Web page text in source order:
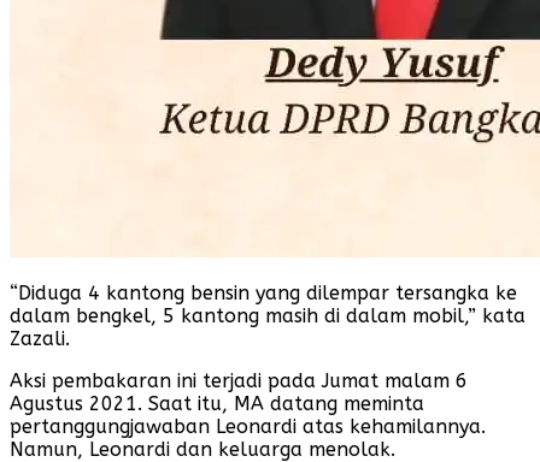
“Diduga 4 kantong bensin yang dilempar tersangka ke
dalam bengkel, 5 kantong masih di dalam mobil,” kata
Zazali.
Aksi pembakaran ini terjadi pada Jumat malam 6
Agustus 2021. Saat itu, MA datang meminta
pertanggungjawaban Leonardi atas kehamilannya.
Namun, Leonardi dan keluarga menolak.